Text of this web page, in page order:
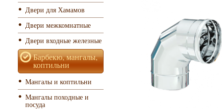
Двери для Хамамов
Двери межкомнатные
Двери входные железные
Барбекю, мангалы,
коптильни
Мангалы и коптильни
Мангалы походные и
посуда